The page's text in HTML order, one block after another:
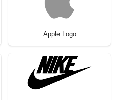
Apple Logo